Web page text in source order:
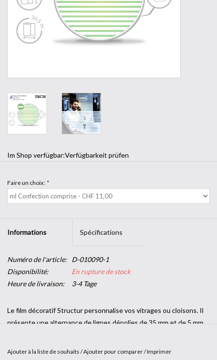
Im Shop verfügbar:Verfügbarkeit prüfen
Faire un choix: *
Informations Spécifications
Numéro de l'article:
D-010090-1
Disponibilité:
En rupture de stock
Heure de livraison:
3-4 Tage
Le film décoratif Structur personnalise vos vitrages ou cloisons. Il
présente une alternance de lignes dépolies de 35 mm et de 5 mm,
Les films adhésifs Design de SOLAR SCREEN® apportent une
Ajouter à la liste de souhaits /Ajouter pour comparer/Imprimer